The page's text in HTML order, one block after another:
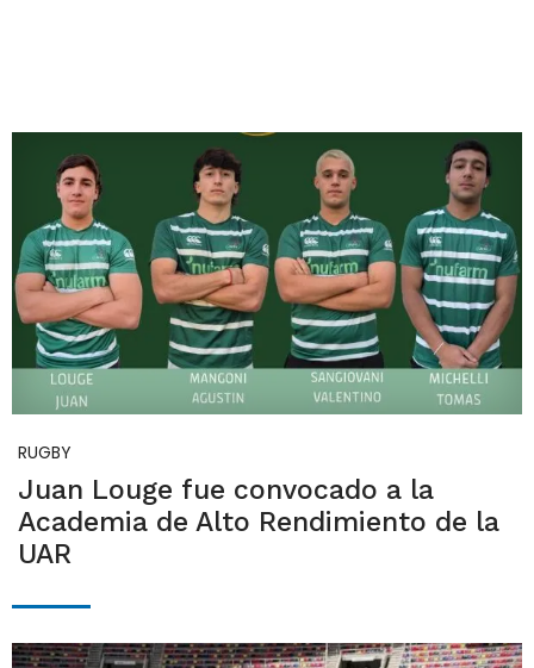
RUGBY
Juan Louge fue convocado a la
Academia de Alto Rendimiento de la
UAR